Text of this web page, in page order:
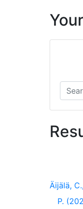
Äijälä,
P.